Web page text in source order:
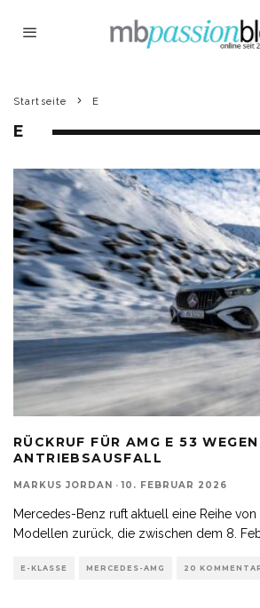
Startseite E
E
RÜCKRUF FÜR AMG E 53
ANTRIEBSAUSFALL
MARKUS JORDAN · 10. FEBRUAR 2026
Mercedes-Benz ruft aktuell eine Reihe von
Modellen zurück, die zwischen dem 8.
E-KLASSE MERCEDES-AMG 20